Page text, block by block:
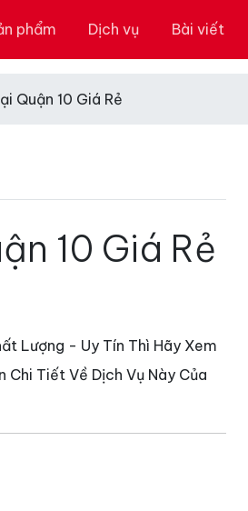
phẩm Dịch vụ Bài viết
Quận 10 Giá Rẻ
10 Giá Rẻ
Lượng - Uy Tín Thì Hãy Xem
Tiết Về Dịch Vụ Này Của